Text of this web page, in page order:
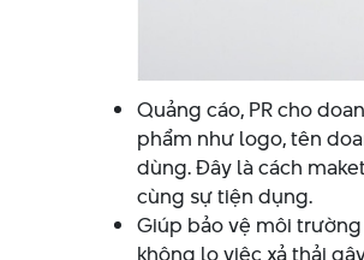
Quảng cáo, PR cho
phẩm như logo, tên
dùng. Đây là cách
cùng sự tiện dụng.
Giúp bảo vệ môi
không lo việc xả thải